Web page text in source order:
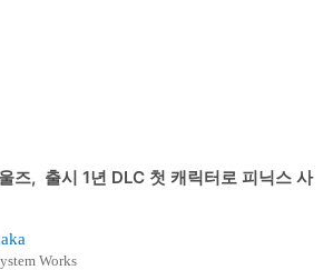
즈, 출시 1년 DLC 첫 캐릭터로 피닉스 사
Works